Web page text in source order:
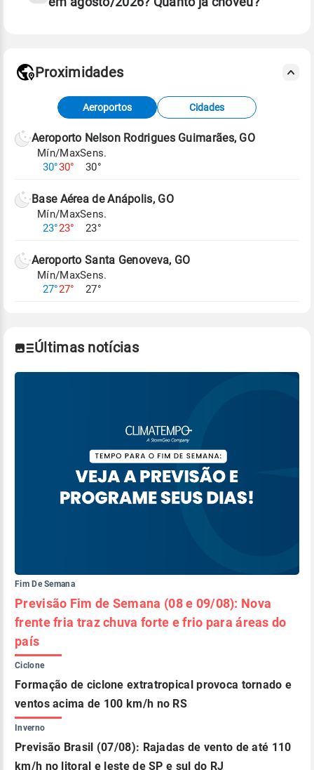
Fonte: dados combinados de estações
meteorológicas e satélite do Centro de Previsão
de Tempo e Estudos Climáticos (CPTEC).
Para obter mais informações sobre os dados
Proximidades
Aeroportos Cidades
Aeroporto Nelson Rodrigues Guimarães, GO
Mín/Max
30°30°
Sens.
30°
Base Aérea de Anápolis, GO
Mín/Max
23°23°
Sens.
23°
Aeroporto Santa Genoveva, GO
Mín/Max
27°27°
Sens.
27°
Últimas notícias
Fim De Semana
Previsão Fim de Semana (08 e 09/08): Nova
frente fria traz chuva forte e frio para áreas do
país
Ciclone
Formação de ciclone extratropical provoca tornado e
ventos acima de 100 km/h no RS
Inverno
Previsão Brasil (07/08): Rajadas de vento de até 110
km/h no litoral e leste de SP e sul do RJ